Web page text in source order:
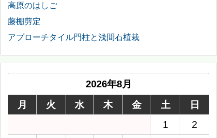
高原のはしご
藤棚剪定
アプローチタイル門柱と浅間石植栽
2026年8月
月
火 水 木 金 土
日
1
2